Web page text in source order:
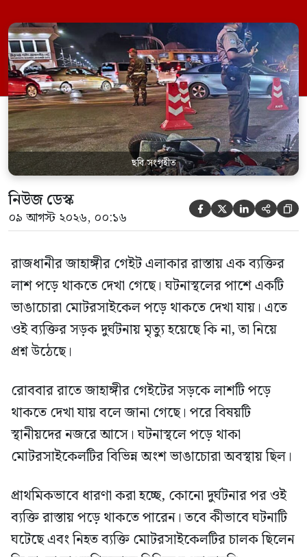
নিয়ে প্রশ্ন উঠেছে। রোববার রাতে জাহাঙ্গীর
গেইটের সড়কে লাশটি পড়ে থাকতে দেখা যায়
বলে জানা গেছে। পরে বিষয়টি স্থানীয়দের নজরে
আসে। ঘটনাস্থলে পড়ে থাকা […]
ছবি সংগৃহীত
নিউজ ডেস্ক
০৯ আগস্ট ২০২৬, ০০:১৬     
রাজধানীর জাহাঙ্গীর গেইট এলাকার রাস্তায় এক ব্যক্তির
লাশ পড়ে থাকতে দেখা গেছে। ঘটনাস্থলের পাশে একটি
ভাঙাচোরা মোটরসাইকেল পড়ে থাকতে দেখা যায়। এতে
ওই ব্যক্তির সড়ক দুর্ঘটনায় মৃত্যু হয়েছে কি না, তা নিয়ে
প্রশ্ন উঠেছে।
রোববার রাতে জাহাঙ্গীর গেইটের সড়কে লাশটি পড়ে
থাকতে দেখা যায় বলে জানা গেছে। পরে বিষয়টি
স্থানীয়দের নজরে আসে। ঘটনাস্থলে পড়ে থাকা
মোটরসাইকেলটির বিভিন্ন অংশ ভাঙাচোরা অবস্থায় ছিল।
প্রাথমিকভাবে ধারণা করা হচ্ছে, কোনো দুর্ঘটনার পর ওই
ব্যক্তি রাস্তায় পড়ে থাকতে পারেন। তবে কীভাবে ঘটনাটি
ঘটেছে এবং নিহত ব্যক্তি মোটরসাইকেলটির চালক ছিলেন